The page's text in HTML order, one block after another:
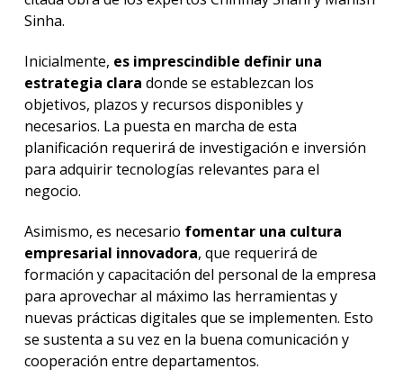
Sinha.
Inicialmente, es imprescindible definir una
estrategia clara donde se establezcan los
objetivos, plazos y recursos disponibles y
necesarios. La puesta en marcha de esta
planificación requerirá de investigación e inversión
para adquirir tecnologías relevantes para el
negocio.
Asimismo, es necesario fomentar una cultura
empresarial innovadora, que requerirá de
formación y capacitación del personal de la empresa
para aprovechar al máximo las herramientas y
nuevas prácticas digitales que se implementen. Esto
se sustenta a su vez en la buena comunicación y
cooperación entre departamentos.